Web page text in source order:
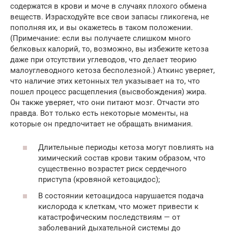
содержатся в крови и моче в случаях плохого обмена
веществ. Израсходуйте все свои запасы гликогена, не
пополняя их, и вы окажетесь в таком положении.
(Примечание: если вы получаете слишком много
белковых калорий, то, возможно, вы избежите кетоза
даже при отсутствии углеводов, что делает теорию
малоуглеводного кетоза бесполезной.) Аткинс уверяет,
что наличие этих кетонных тел указывает на то, что
пошел процесс расщепления (высвобождения) жира.
Он также уверяет, что они питают мозг. Отчасти это
правда. Вот только есть некоторые моменты, на
которые он предпочитает не обращать внимания.
Длительные периоды кетоза могут повлиять на
химический состав крови таким образом, что
существенно возрастет риск сердечного
приступа (кровяной кетоацидос);
В состоянии кетоацидоса нарушается подача
кислорода к клеткам, что может привести к
катастрофическим последствиям — от
заболеваний дыхательной системы до